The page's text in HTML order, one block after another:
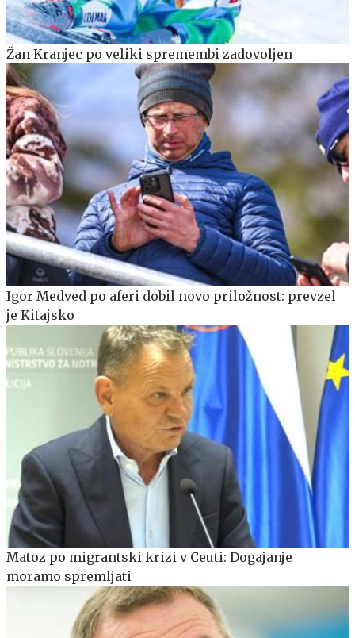
Žan Kranjec po veliki spremembi zadovoljen
Igor Medved po aferi dobil novo priložnost: prevzel
je Kitajsko
Matoz po migrantski krizi v Ceuti: Dogajanje
moramo spremljati